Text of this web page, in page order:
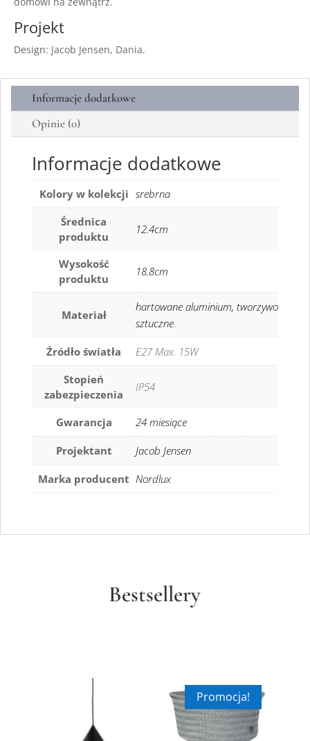
Projekt
Design: Jacob Jensen, Dania.
Informacje dodatkowe
Opinie (0)
Informacje dodatkowe
Kolory w kolekcji srebrna
Średnica
produktu
12.4cm
Wysokość
produktu
18.8cm
Materiał
hartowane aluminium, tworzywo
sztuczne
Źródło światła
E27 Max. 15W
Stopień
zabezpieczenia
IP54
Gwarancja 24 miesiące
Projektant Jacob Jensen
Marka producent Nordlux
Bestsellery
Promocja!